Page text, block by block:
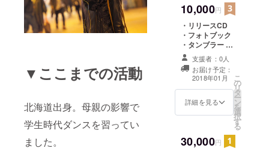
▼ここまでの活動
北海道出身。母親の影響で
学生時代ダンスを習ってい
ました。
10,000円
・リリースCD
・フォトブック
・タンブラー ・
特性風薬箱 ・レ
コ発ライブ招待
支援者：0人
お届け予定：
2018年01月
詳細を見る
こ
の
リ
タ
ー
ン
を
選
択
す
る
30,000円